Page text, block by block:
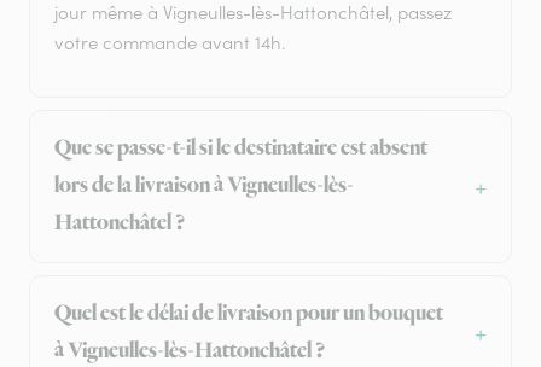
jour même à Vigneulles-lès-Hattonchâtel, passez
votre commande avant 14h.
Que se passe-t-il si le destinataire est absent
lors de la livraison à Vigneulles-lès-
Hattonchâtel ?
Quel est le délai de livraison pour un bouquet
à Vigneulles-lès-Hattonchâtel ?